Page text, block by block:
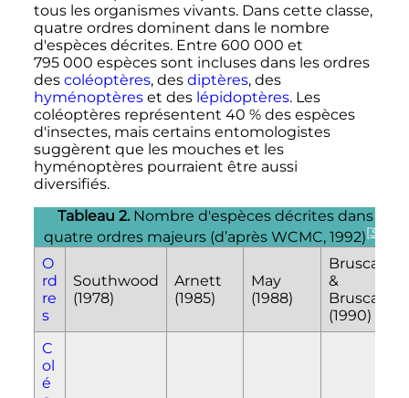
tous les organismes vivants. Dans cette classe,
quatre ordres dominent dans le nombre
d'espèces décrites. Entre 600 000 et
795 000 espècessont incluses dans les ordres
des coléoptères, des diptères, des
hyménoptèreset des lépidoptères. Les
coléoptères représentent 40 % des espèces
d'insectes, mais certains entomologistes
suggèrent que les mouches et les
hyménoptères pourraient être aussi
diversifiés.
Tableau 2. Nombre d'espèces décrites dans
quatre ordres majeurs (d’après WCMC, 1992)[37]
O
rd
re
s
Southwood
(1978)
Arnett
(1985)
May
(1988)
Brusca
&
Brusca
(1990)
C
ol
é